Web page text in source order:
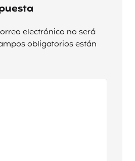
electrónico no será
obligatorios están